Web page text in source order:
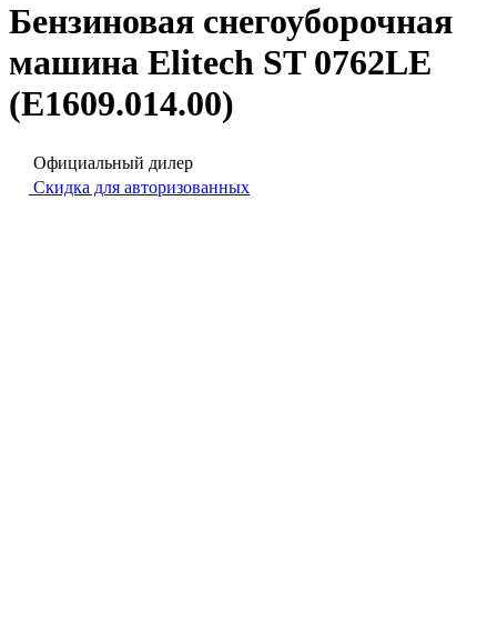
Бензиновая снегоуборочная
машина Elitech ST 0762LE
(E1609.014.00)
Официальный дилер
Скидка для авторизованных